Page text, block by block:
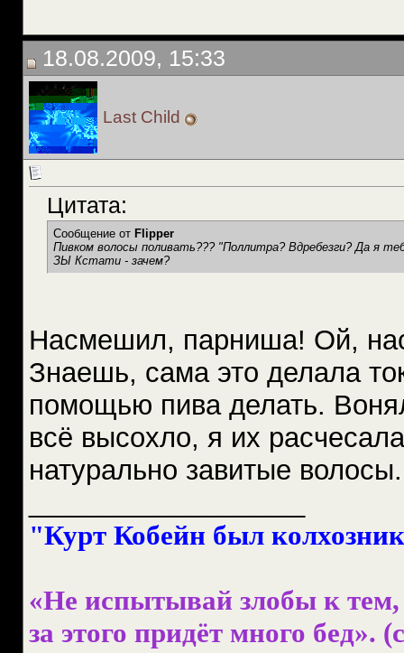
18.08.2009, 15:33
Last Child
Цитата:
Сообщение от Flipper
Пивком волосы поливать??? "Поллитра? Вдребезги? Да я
ЗЫ Кстати - зачем?
Насмешил, парниша! Ой,
Знаешь, сама это делала
помощью пива делать.
всё высохло, я их
натурально завитые
"Курт Кобейн был
«Не испытывай злобы к тем,
за этого придёт много бед».